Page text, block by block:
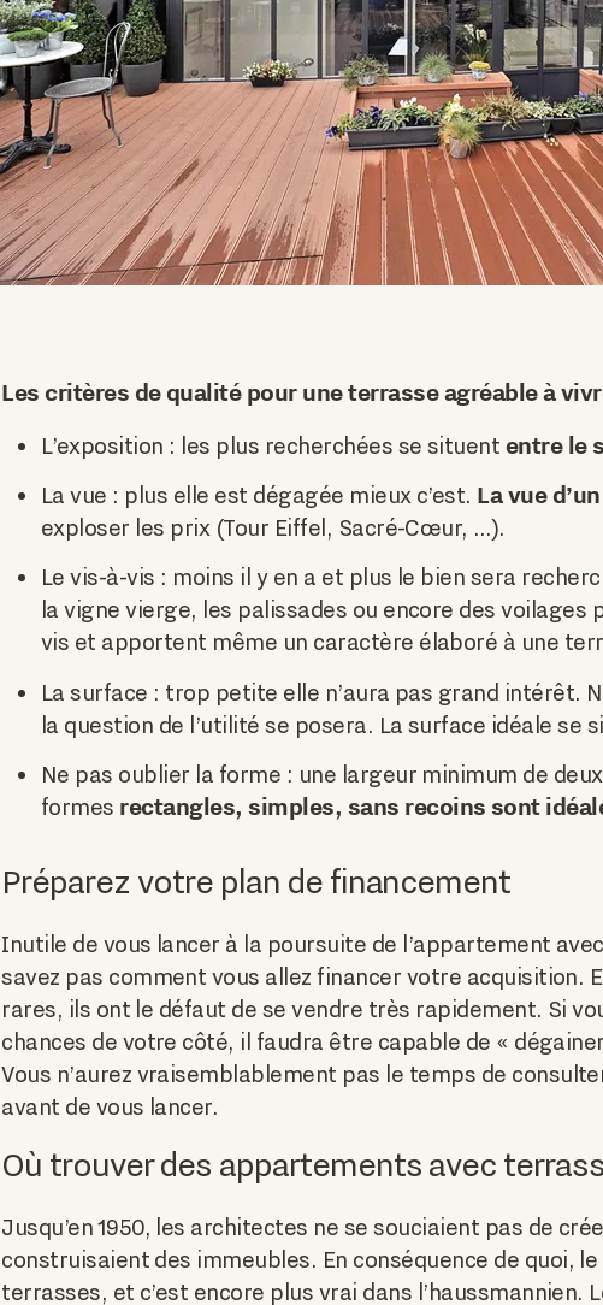
Les critères de qualité pour une terrasse agréable à
L’exposition : les plus recherchées se situent entre le
La vue : plus elle est dégagée mieux c’est. La vue
exploser les prix (Tour Eiffel, Sacré-Cœur, …).
Le vis-à-vis : moins il y en a et plus le bien sera
la vigne vierge, les palissades ou encore des
vis et apportent même un caractère élaboré à une
La surface : trop petite elle n’aura pas grand intérêt.
la question de l’utilité se posera. La surface idéale se
Ne pas oublier la forme : une largeur minimum de
formes rectangles, simples, sans recoins sont
Préparez votre plan de financement
Inutile de vous lancer à la poursuite de l’appartement
savez pas comment vous allez financer votre acquisition.
rares, ils ont le défaut de se vendre très rapidement. Si
chances de votre côté, il faudra être capable de «
Vous n’aurez vraisemblablement pas le temps de
avant de vous lancer.
Où trouver des appartements avec
Jusqu’en 1950, les architectes ne se souciaient pas de
construisaient des immeubles. En conséquence de quoi,
terrasses, et c’est encore plus vrai dans l’haussmannien.